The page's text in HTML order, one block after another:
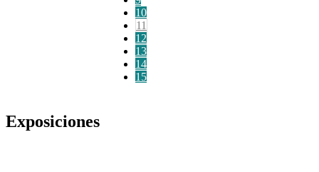
10
11
12
13
14
15
Exposiciones